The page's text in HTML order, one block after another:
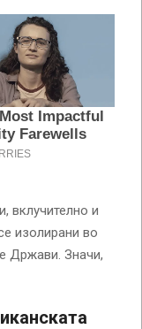
вклучително и
изолирани во
Држави. Значи,